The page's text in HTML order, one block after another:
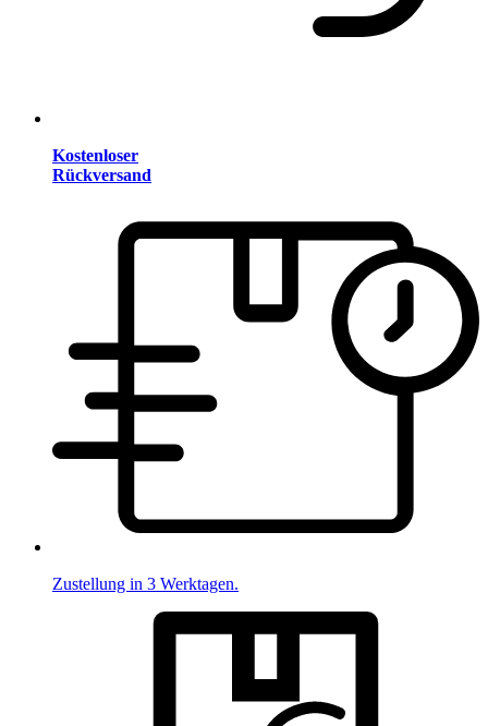
Kostenloser
Rückversand
Zustellung in 3 Werktagen.